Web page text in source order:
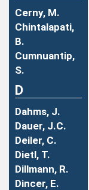
Cerny, M.
Chintalapati,
B.
Cumnuantip,
S.
D
Dahms, J.
Dauer, J.C.
Deiler, C.
Dietl, T.
Dillmann, R.
Dincer, E.